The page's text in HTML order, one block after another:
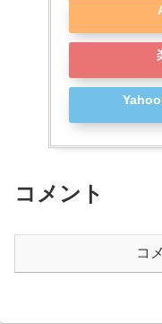
コメント
コ